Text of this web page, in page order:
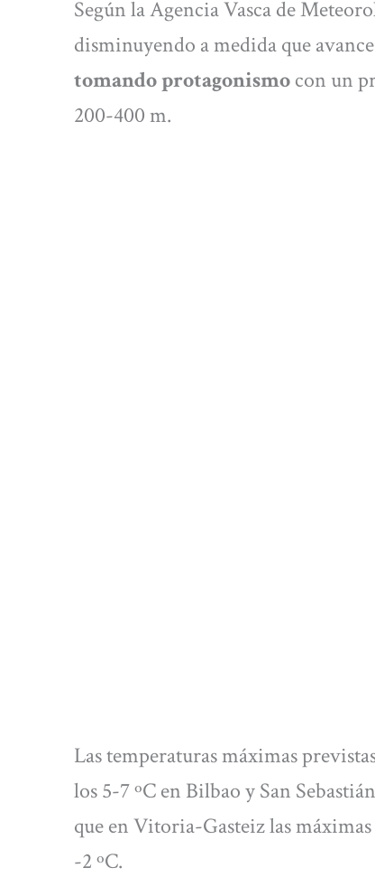
Según la Agencia Vasca de
disminuyendo a medida que
tomando protagonismocon un
200-400 m.
Las temperaturas máximas
los 5-7 ºC en Bilbao y San
que en Vitoria-Gasteiz las
-2 ºC.